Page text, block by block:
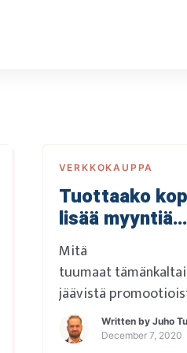
VERKKOKAUPPA
Tuottaako
lisää
myyntikatetta?
Mitä
tuumaat
jäävistä
loppuuko tämä
verkkokaupan
Written by Juho
December 7, 2020